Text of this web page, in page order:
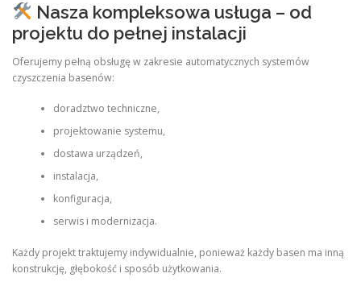
Nasza kompleksowa usługa – od
projektu do pełnej instalacji
Oferujemy pełną obsługę w zakresie automatycznych systemów
czyszczenia basenów:
doradztwo techniczne,
projektowanie systemu,
dostawa urządzeń,
instalacja,
konfiguracja,
serwis i modernizacja.
Każdy projekt traktujemy indywidualnie, ponieważ każdy basen ma inną
konstrukcję, głębokość i sposób użytkowania.